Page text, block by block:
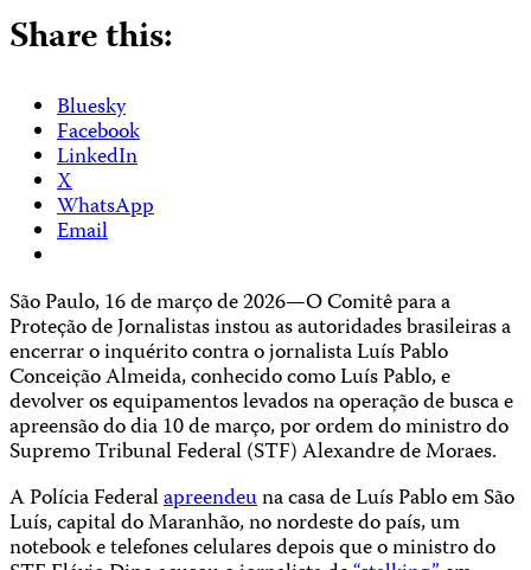
Share this:
Bluesky
Facebook
LinkedIn
X
WhatsApp
Email
São Paulo, 16 de março de 2026—O Comitê para a
Proteção de Jornalistas instou as autoridades brasileiras a
encerrar o inquérito contra o jornalista Luís Pablo
Conceição Almeida, conhecido como Luís Pablo, e
devolver os equipamentos levados na operação de busca e
apreensão do dia 10 de março, por ordem do ministro do
Supremo Tribunal Federal (STF) Alexandre de Moraes.
A Polícia Federalapreendeuna casa de Luís Pablo em São
Luís, capital do Maranhão, no nordeste do país, um
notebook e telefones celulares depois que o ministro do